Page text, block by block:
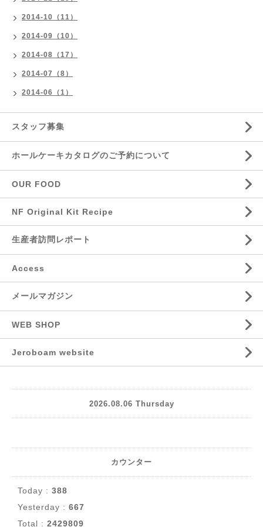
2014-10（11）
2014-09（10）
2014-08（17）
2014-07（8）
2014-06（1）
スタッフ募集
ホールケーキカタログのご予約について
OUR FOOD
NF Original Kit Recipe
生産者訪問レポート
Access
メールマガジン
WEB SHOP
Jeroboam website
2026.08.06 Thursday
カウンター
Today : 388
Yesterday : 667
Total : 2429809